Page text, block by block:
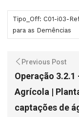
Tipo_Off: C01-i03-
para as Demências
Previous Post
Operação
Agrícola |
captações de